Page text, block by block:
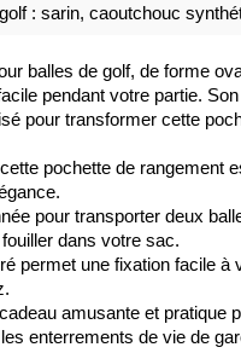
: sarin, caoutchouc
balles de golf, de forme
pendant votre partie.
pour transformer cette
pochette de rangement
pour transporter deux
dans votre sac.
permet une fixation facile
amusante et pratique
enterrements de vie de